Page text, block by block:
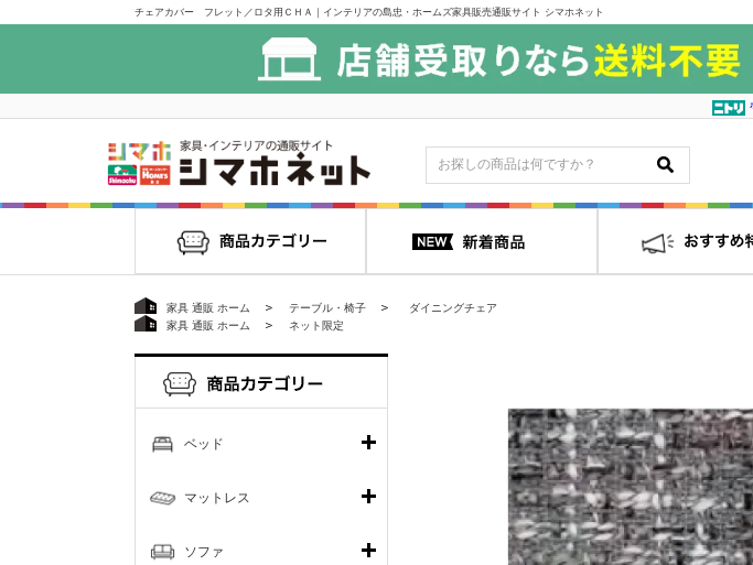
チェアカバー フレット／ロタ用ＣＨＡ｜インテリアの島忠・ホームズ家具販売通販サイト シマホネット
家具 通販 ホーム テーブル・椅子
ダイニングチェア
家具 通販 ホーム
ネット限定
ベッド
マットレス
ソファ